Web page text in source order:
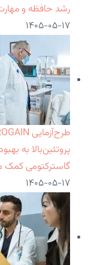
رشد حافظه و
۱۴۰۵-۰۵-۱۷
پروتئین‌بالا به
گاسترکتومی کمک
۱۴۰۵-۰۵-۱۷